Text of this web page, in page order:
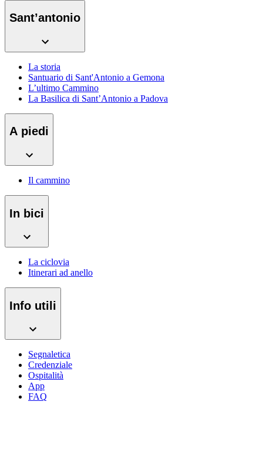
Sant’antonio
La storia
Santuario di Sant'Antonio a Gemona
L’ultimo Cammino
La Basilica di Sant’Antonio a Padova
A piedi
Il cammino
In bici
La ciclovia
Itinerari ad anello
Info utili
Segnaletica
Credenziale
Ospitalità
App
FAQ